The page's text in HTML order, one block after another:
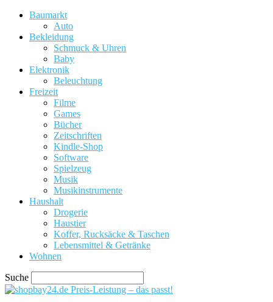
Baumarkt
Auto
Bekleidung
Schmuck & Uhren
Baby
Elektronik
Beleuchtung
Freizeit
Filme
Games
Bücher
Zeitschriften
Kindle-Shop
Software
Spielzeug
Musik
Musikinstrumente
Haushalt
Drogerie
Haustier
Koffer, Rucksäcke & Taschen
Lebensmittel & Getränke
Wohnen
Suche
Preis-Leistung – das passt!